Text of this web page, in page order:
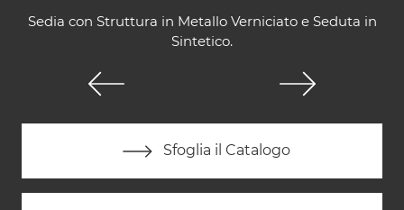
Sedia con Struttura in Metallo Verniciato e Seduta in
Sintetico.
Sfoglia il Catalogo